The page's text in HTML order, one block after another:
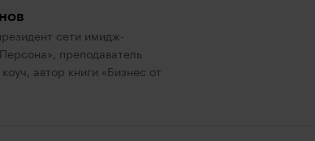
сети имидж-
преподаватель
автор книги «Бизнес от